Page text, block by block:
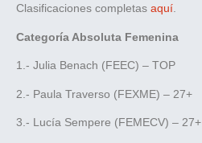
Clasificaciones completas aquí.
Categoría Absoluta Femenina
1.- Julia Benach (FEEC) – TOP
2.- Paula Traverso (FEXME) – 27+
3.- Lucía Sempere (FEMECV) – 27+